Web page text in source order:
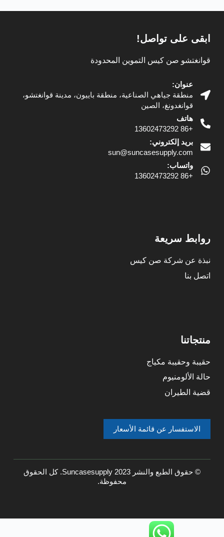
ابقى على تواصل!
قوانغتشو صن كيس التموين المحدودة
عنوان:
منطقة جياهي الصناعية، منطقة باييون، مدينة قوانغتشو،
قوانغدونغ، الصين
هاتف
+86 13602473292
بريد إلكتروني:
sun@suncasesupply.com
واتساب:
+86 13602473292
روابط سريعة
نبذة عن شركة صن كيس
اتصل بنا
منتجاتنا
حقيبة وحقيبة مكياج
حالة الألومنيوم
قضية الطيران
الاستفسار عن قائمة الأسعار
© حقوق الطبع والنشر 2023 Suncasesupply. كل الحقوق
محفوظة.